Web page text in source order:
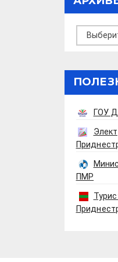
Архивы
ГОУ
ПМР